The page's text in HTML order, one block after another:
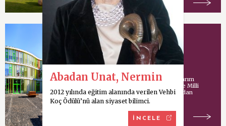
Koç Model Okulu
Uluslararası mimari tasarım
şirketi Cannon Design ve Milli
Eğitim Bakanlığı tarafından
ortaklaşa yürütülen
Abadan Unat, Nermin
2012 yılında eğitim alanında verilen Vehbi
Koç Ödülü’nü alan siyaset bilimci.
İNCELE